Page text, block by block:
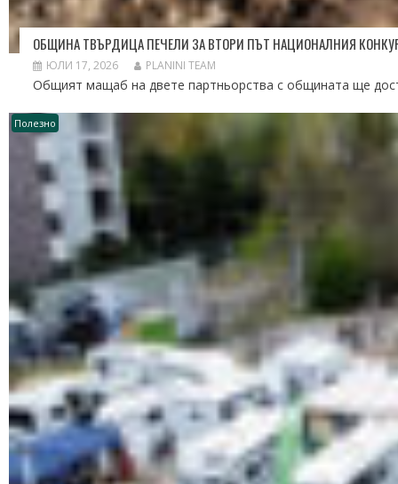
ОБЩИНА ТВЪРДИЦА ПЕЧЕЛИ ЗА ВТОРИ ПЪТ НАЦИОНАЛНИЯ
ЮЛИ 17, 2026 PLANINI TEAM
Общият мащаб на двете партньорства с общината ще
Полезно